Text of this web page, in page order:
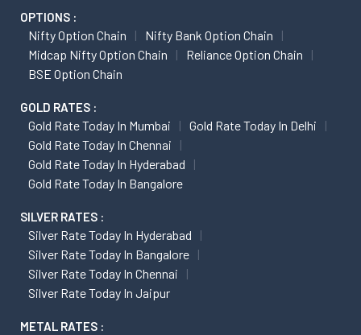
OPTIONS :
Nifty Option Chain
Nifty Bank Option Chain
Midcap Nifty Option Chain
Reliance Option Chain
BSE Option Chain
GOLD RATES :
Gold Rate Today In Mumbai
Gold Rate Today In Delhi
Gold Rate Today In Chennai
Gold Rate Today In Hyderabad
Gold Rate Today In Bangalore
SILVER RATES :
Silver Rate Today In Hyderabad
Silver Rate Today In Bangalore
Silver Rate Today In Chennai
Silver Rate Today In Jaipur
METAL RATES :